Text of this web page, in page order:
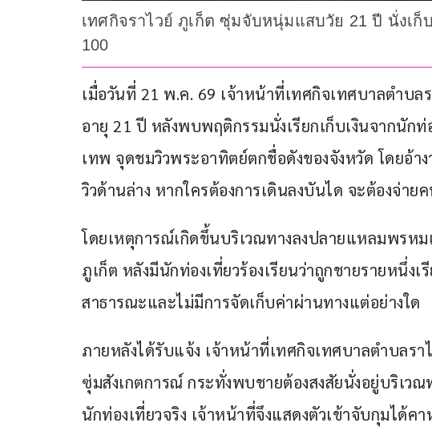
เทศกิจราไวย์ ภูเก็ต ซุ่มจับหนุ่มแสบวัย 21 ปี นั่งเ
100
เมื่อวันที่ 21 พ.ค. 69 เจ้าหน้าที่เทศกิจเทศบาลตำบล
อายุ 21 ปี หลังพบพฤติกรรมนั่งเรียกเก็บเงินจากนัก
เทพ จุดชมวิวพระอาทิตย์ตกชื่อดังของจังหวัด โดยอ้า
วิวด้านล่าง หากใครต้องการเดินลงบันได จะต้องจ่าย
โดยเหตุการณ์เกิดขึ้นบริเวณทางลงปลายแหลมพรหม
ภูเก็ต หลังมีนักท่องเที่ยวร้องเรียนว่าถูกชายรายหนึ่ง
สาธารณะและไม่มีการจัดเก็บค่าผ่านทางแต่อย่างใด
ภายหลังได้รับแจ้ง เจ้าหน้าที่เทศกิจเทศบาลตำบลรา
ซุ่มสังเกตการณ์ กระทั่งพบชายต้องสงสัยนั่งอยู่บริเว
นักท่องเที่ยวจริง เจ้าหน้าที่จึงแสดงตัวเข้าจับกุมได้ค